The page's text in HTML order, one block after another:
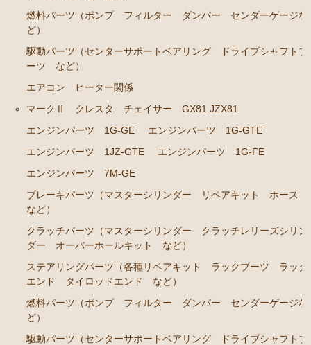
エンジンパーツ 3T-GTEU
エンジンパーツ 4A-GEU
エンジンパーツ 2T-GEU
エンジンパーツ 18R-GEU
エンジンパーツ（マウント 他）
排気パーツ（Exhaust Parts）
ブレーキパーツ（マスターシリンダー リペアキッ
ト ホース など）
ーズシリンダー オーバーホールキット など）
ステアリングパーツ（各種リペアキット ラックブー
ツ ラックエンド タイロッドエンド など）
足回りパーツ（アッパーマウント ベアリング ボー
ルジョイント ブッシュ類 など）
燃料パーツ（ポンプ フィルター ダンパー センダ
燃料パーツ（ポンプ フィルター ダンパー センダーゲージな
ど）
駆動パーツ（センターサポートベアリング ドライブシャフトブ
ーツ など）
エアコン ヒーター関係
マークⅡ クレスタ チェイサー GX81 JZX81
エンジンパーツ 1G-GE
エンジンパーツ 1G-GTE
エンジンパーツ 1JZ-GTE
エンジンパーツ 1G-FE
エンジンパーツ 7M-GE
ブレーキパーツ（マスターシリンダー リペアキット ホース
など）
クラッチパーツ（マスターシリンダー クラッチレリーズシリン
ダー オーバーホールキット など）
ステアリングパーツ（各種リペアキット ラックブーツ ラック
エンド タイロッドエンド など）
燃料パーツ（ポンプ フィルター ダンパー センダーゲージな
ど）
駆動パーツ（センターサポートベアリング ドライブシャフトブ